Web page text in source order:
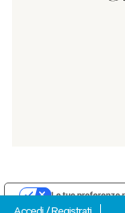
Le tue preferenze